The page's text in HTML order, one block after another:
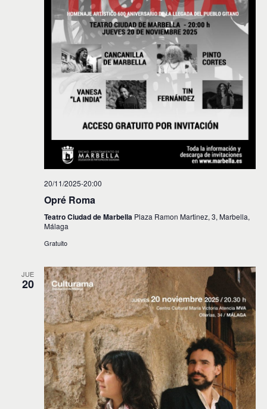
20/11/2025-20:00
Opré Roma
Teatro Ciudad de Marbella Plaza Ramon Martinez, 3, Marbella,
Málaga
Gratuito
JUE
20